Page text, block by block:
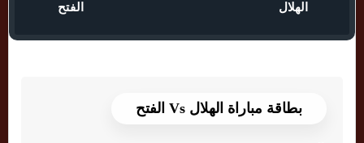
الهلال الفتح
بطاقة مباراة الهلال Vs الفتح